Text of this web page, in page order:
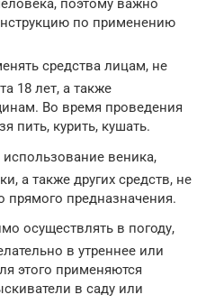
по применению
средства лицам, не
18 лет, а также
Во время проведения
пить, курить, кушать.
веника,
а также других средств, не
прямого предназначения.
осуществлять в погоду,
в утреннее или
этого применяются
в саду или